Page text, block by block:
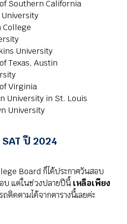
Southern California
College
University
Texas, Austin
Virginia
University in St. Louis
University
ปี 2024
Board ก็ได้ประกาศวันสอบ
บ แต่ในช่วงปลายปีนี้ เหลือเพียง
ติดตามได้จากตารางนี้เลยค่ะ